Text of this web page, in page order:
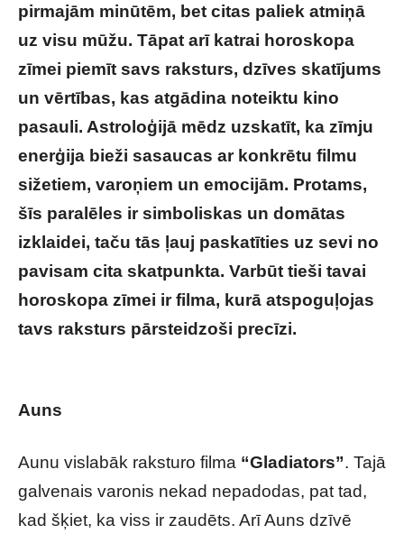
pirmajām minūtēm, bet citas paliek atmiņā
uz visu mūžu. Tāpat arī katrai horoskopa
zīmei piemīt savs raksturs, dzīves skatījums
un vērtības, kas atgādina noteiktu kino
pasauli. Astroloģijā mēdz uzskatīt, ka zīmju
enerģija bieži sasaucas ar konkrētu filmu
sižetiem, varoņiem un emocijām. Protams,
šīs paralēles ir simboliskas un domātas
izklaidei, taču tās ļauj paskatīties uz sevi no
pavisam cita skatpunkta. Varbūt tieši tavai
horoskopa zīmei ir filma, kurā atspoguļojas
tavs raksturs pārsteidzoši precīzi.
Auns
Aunu vislabāk raksturo filma “Gladiators”. Tajā
galvenais varonis nekad nepadodas, pat tad,
kad šķiet, ka viss ir zaudēts. Arī Auns dzīvē